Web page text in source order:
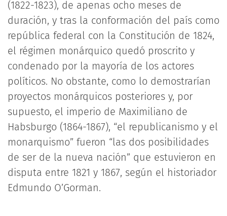
(1822-1823), de apenas ocho meses de
duración, y tras la conformación del país como
república federal con la Constitución de 1824,
el régimen monárquico quedó proscrito y
condenado por la mayoría de los actores
políticos. No obstante, como lo demostrarían
proyectos monárquicos posteriores y, por
supuesto, el imperio de Maximiliano de
Habsburgo (1864-1867), “el republicanismo y el
monarquismo” fueron “las dos posibilidades
de ser de la nueva nación” que estuvieron en
disputa entre 1821 y 1867, según el historiador
Edmundo O’Gorman.